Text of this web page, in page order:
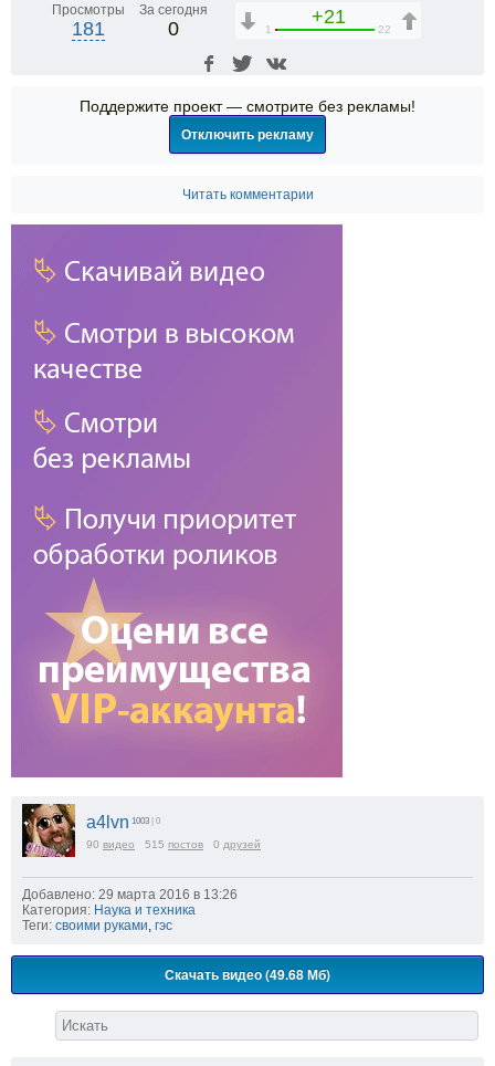
Просмотры
181
За сегодня
0
+21
1 22
Поддержите проект — смотрите без рекламы!
Отключить рекламу
Читать комментарии
a4lvn 1003 | 0
90 видео 515 постов 0 друзей
Добавлено: 29 марта 2016 в 13:26
Категория: Наука и техника
Теги: своими руками гэс
Скачать видео (49.68 Мб)